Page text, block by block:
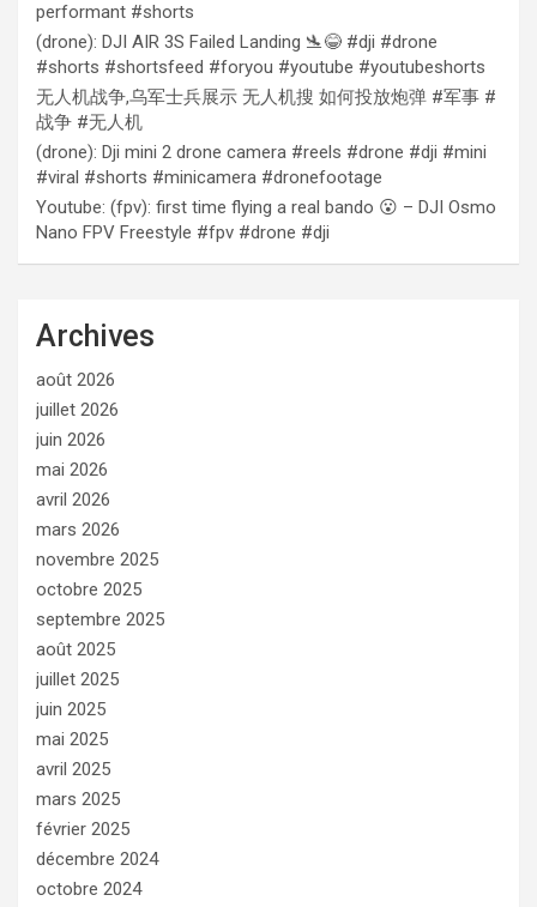
performant #shorts
(drone): DJI AIR 3S Failed Landing 🛬😂 #dji #drone
#shorts #shortsfeed #foryou #youtube #youtubeshorts
无人机战争,乌军士兵展示 无人机搜 如何投放炮弹 #军事 #
战争 #无人机
(drone): Dji mini 2 drone camera #reels #drone #dji #mini
#viral #shorts #minicamera #dronefootage
Youtube: (fpv): first time flying a real bando 😮 – DJI Osmo
Nano FPV Freestyle #fpv #drone #dji
Archives
août 2026
juillet 2026
juin 2026
mai 2026
avril 2026
mars 2026
novembre 2025
octobre 2025
septembre 2025
août 2025
juillet 2025
juin 2025
mai 2025
avril 2025
mars 2025
février 2025
décembre 2024
octobre 2024